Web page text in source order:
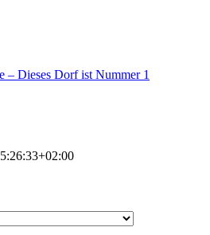
– Dieses Dorf ist Nummer 1